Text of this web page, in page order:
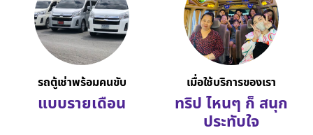
รถตู้เช่าพร้อมคนขับ
แบบรายเดือน
เมื่อใช้บริการของเรา
ทริป ไหนๆ ก็ สนุก
ประทับใจ